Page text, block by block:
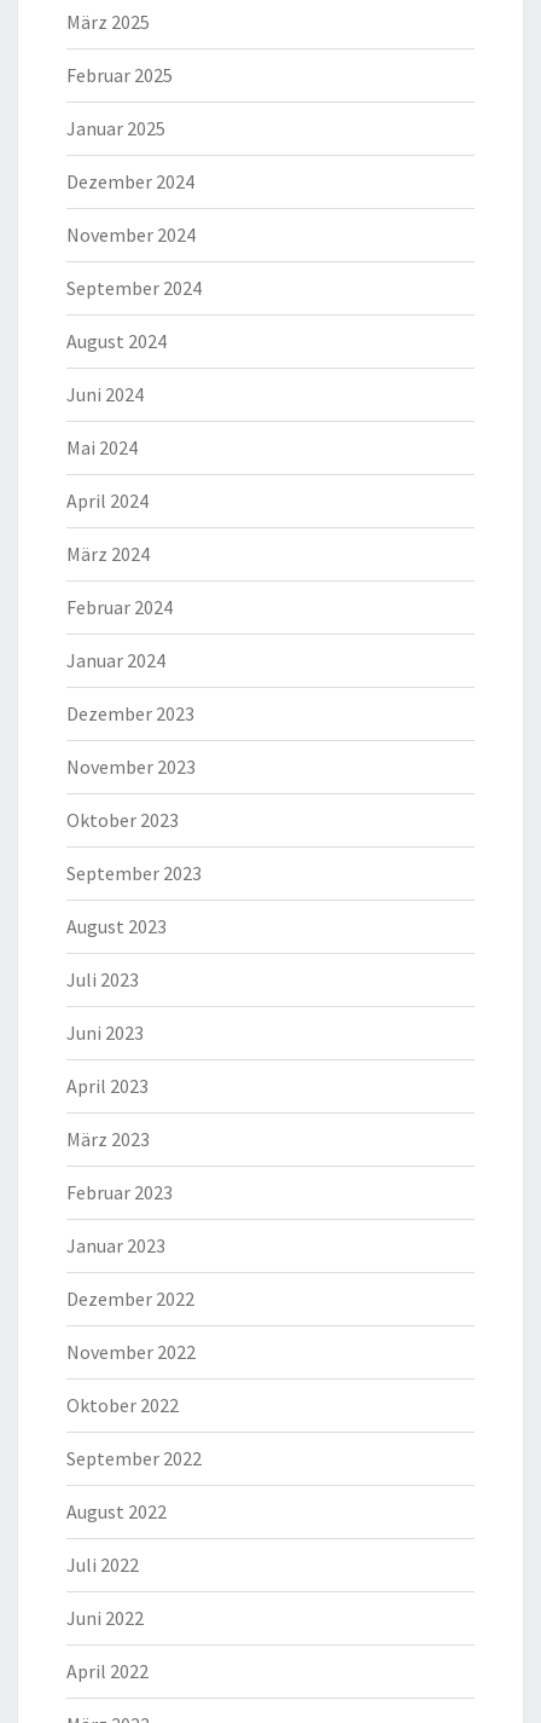
März 2025
Februar 2025
Januar 2025
Dezember 2024
November 2024
September 2024
August 2024
Juni 2024
Mai 2024
April 2024
März 2024
Februar 2024
Januar 2024
Dezember 2023
November 2023
Oktober 2023
September 2023
August 2023
Juli 2023
Juni 2023
April 2023
März 2023
Februar 2023
Januar 2023
Dezember 2022
November 2022
Oktober 2022
September 2022
August 2022
Juli 2022
Juni 2022
April 2022